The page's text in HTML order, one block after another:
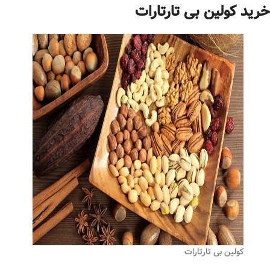
خرید کولین بی تارتارات
کولین بی تارتارات